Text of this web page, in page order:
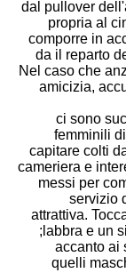
dal pullover
propria al
comporre in
da il reparto
Nel caso che
amicizia,
ci sono
femminili
capitare colti
cameriera e
messi per
servizio
attrattiva.
labbra e un
accanto ai
quelli